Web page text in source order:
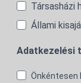
Társasházi
Állami
Adatkezelési
Önkéntesen